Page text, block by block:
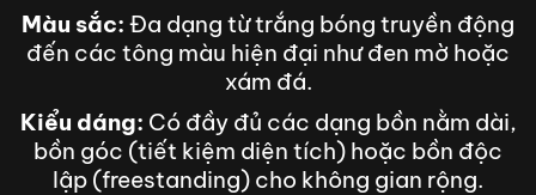
Màu sắc: Đa dạng từ trắng bóng truyền động
đến các tông màu hiện đại như đen mờ hoặc
xám đá.
Kiểu dáng: Có đầy đủ các dạng bồn nằm dài,
bồn góc (tiết kiệm diện tích) hoặc bồn độc
lập (freestanding) cho không gian rộng.